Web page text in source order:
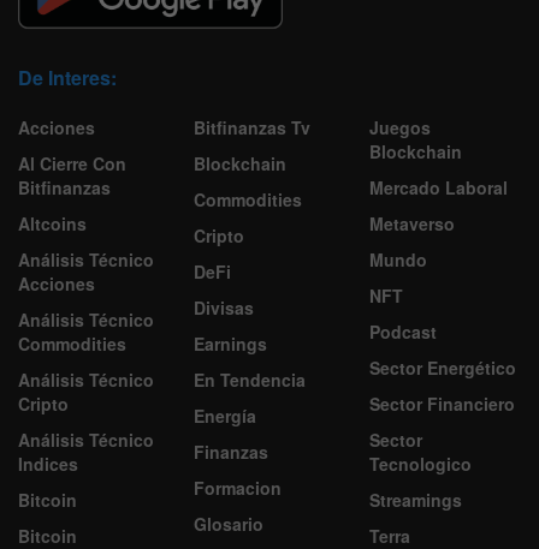
De Interes:
Acciones
Al Cierre Con
Bitfinanzas
Altcoins
Análisis Técnico
Acciones
Análisis Técnico
Commodities
Análisis Técnico
Cripto
Análisis Técnico
Indices
Bitcoin
Bitcoin
Bitfinanzas Tv
Blockchain
Commodities
Cripto
DeFi
Divisas
Earnings
En Tendencia
Energía
Finanzas
Formacion
Glosario
Juegos
Blockchain
Mercado Laboral
Metaverso
Mundo
NFT
Podcast
Sector Energético
Sector Financiero
Sector
Tecnologico
Streamings
Terra